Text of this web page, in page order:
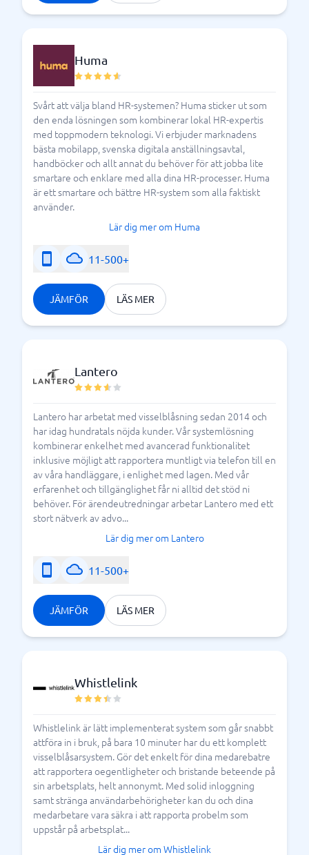
mer än 50 anställda, så det är viktigt att ni uppfyller
Hur ska jag välja
visselblåsarsystem?
BusinessWith har djupgående kunskap om
visselblåsarsystemoch kontakt med ett antal
aktörer på marknaden. Som företag ser vi själva stort
värde i möjligheten att visselblåsa och har kartlagt
flera system som hjälper er att efterleva
Visselblåsarlagen. När ni är redo att börja söka finns vi
här för er. Fyll enkelt i era preferenser och jämför
sedan de olika systemen direkt i vår Systemguide. Om
BusinessWith.
Därför borde ni införa system för visselblåsning
Huma
Svårt att välja bland HR-systemen? Huma sticker ut som
den enda lösningen som kombinerar lokal HR-expertis
med toppmodern teknologi. Vi erbjuder marknadens
bästa mobilapp, svenska digitala anställningsavtal,
handböcker och allt annat du behöver för att jobba lite
smartare och enklare med alla dina HR-processer. Huma
är ett smartare och bättre HR-system som alla faktiskt
använder.
Lär dig mer om Huma
11-500+
JÄMFÖR LÄS MER
Lantero
Lantero har arbetat med visselblåsning sedan 2014 och
har idag hundratals nöjda kunder. Vår systemlösning
kombinerar enkelhet med avancerad funktionalitet
inklusive möjligt att rapportera muntligt via telefon till en
av våra handläggare, i enlighet med lagen. Med vår
erfarenhet och tillgänglighet får ni alltid det stöd ni
behöver. För ärendeutredningar arbetar Lantero med ett
stort nätverk av advo...
Lär dig mer om Lantero
11-500+
JÄMFÖR LÄS MER
Whistlelink
Whistlelink är lätt implementerat system som går snabbt
attföra in i bruk, på bara 10 minuter har du ett komplett
visselblåsarsystem. Gör det enkelt för dina medarebatre
att rapportera oegentligheter och bristande beteende på
sin arbetsplats, helt annonymt. Med solid inloggning
samt stränga användarbehörigheter kan du och dina
medarbetare vara säkra i att rapporta probelm som
uppstår på arbetsplat...
Lär dig mer om Whistlelink